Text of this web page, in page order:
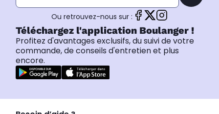
Ou retrouvez-nous sur :
Téléchargez l'application Boulanger !
Profitez d'avantages exclusifs, du suivi de votre
commande, de conseils d'entretien et plus
encore.